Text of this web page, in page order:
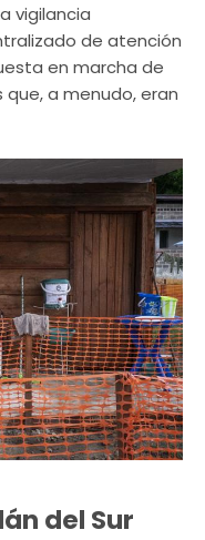
vigilancia
de atención
en marcha de
a menudo, eran
del Sur